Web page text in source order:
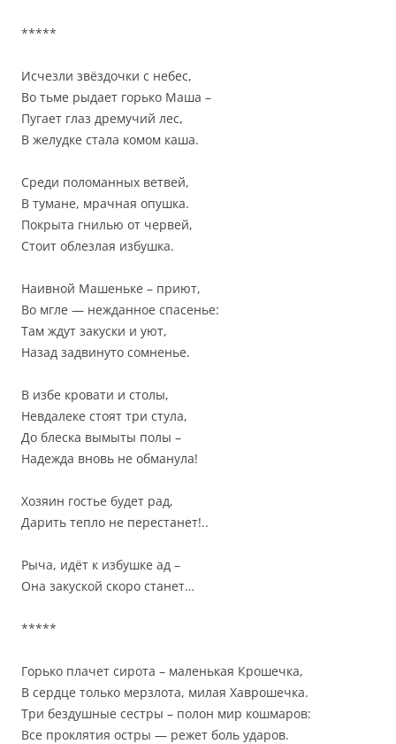
*****
Исчезли звёздочки с небес,
Во тьме рыдает горько Маша –
Пугает глаз дремучий лес,
В желудке стала комом каша.
Среди поломанных ветвей,
В тумане, мрачная опушка.
Покрыта гнилью от червей,
Стоит облезлая избушка.
Наивной Машеньке – приют,
Во мгле — нежданное спасенье:
Там ждут закуски и уют,
Назад задвинуто сомненье.
В избе кровати и столы,
Невдалеке стоят три стула,
До блеска вымыты полы –
Надежда вновь не обманула!
Хозяин гостье будет рад,
Дарить тепло не перестанет!..
Рыча, идёт к избушке ад –
Она закуской скоро станет…
*****
Горько плачет сирота – маленькая Крошечка,
В сердце только мерзлота, милая Хаврошечка.
Три бездушные сестры – полон мир кошмаров:
Все проклятия остры — режет боль ударов.